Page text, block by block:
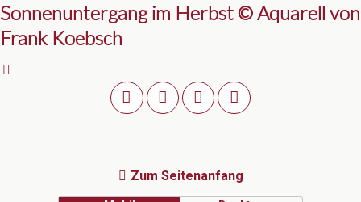
Sonnenuntergang im Herbst © Aquarell von
Frank Koebsch
Zum Seitenanfang